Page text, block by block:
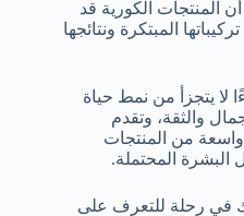
المنتجات الكورية قد
المبتكرة ونتائجها
لا يتجزأ من نمط حياة
والثقة، وتقدم
واسعة من المنتجات
البشرة المحتملة.
في رحلة للتعرف على